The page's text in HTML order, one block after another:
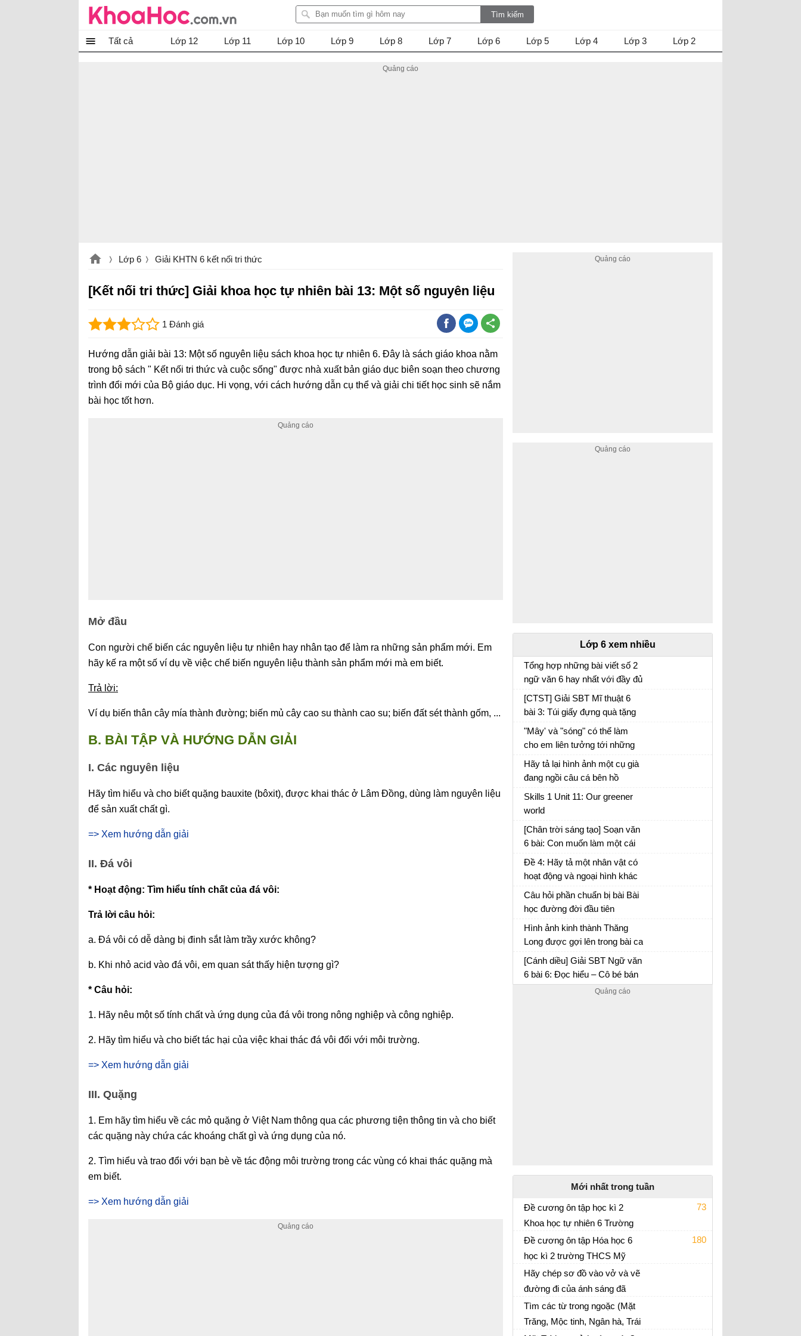
Tất cả Lớp 12 Lớp 11 Lớp 10 Lớp 9 Lớp 8 Lớp 7 Lớp 6 Lớp 5 Lớp 4 Lớp 3 Lớp 2
Lớp 6 Giải KHTN 6 kết nối tri thức
[Kết nối tri thức] Giải khoa học tự nhiên bài 13: Một số nguyên liệu
1 Đánh giá
Hướng dẫn giải bài 13: Một số nguyên liệu sách khoa học tự nhiên 6. Đây là sách giáo khoa nằm
trong bộ sách " Kết nối tri thức và cuộc sống" được nhà xuất bản giáo dục biên soạn theo chương
trình đổi mới của Bộ giáo dục. Hi vọng, với cách hướng dẫn cụ thể và giải chi tiết học sinh sẽ nắm
bài học tốt hơn.
Mở đầu
Con người chế biến các nguyên liệu tự nhiên hay nhân tạo để làm ra những sản phẩm mới. Em
hãy kế ra một số ví dụ về việc chế biến nguyên liệu thành sản phẩm mới mà em biết.
Trả lời:
Ví dụ biến thân cây mía thành đường; biến mủ cây cao su thành cao su; biến đất sét thành gốm, ...
B. BÀI TẬP VÀ HƯỚNG DẪN GIẢI
I. Các nguyên liệu
Hãy tìm hiểu và cho biết quặng bauxite (bôxit), được khai thác ở Lâm Đồng, dùng làm nguyên liệu
để sản xuất chất gì.
=> Xem hướng dẫn giải
II. Đá vôi
* Hoạt động: Tìm hiểu tính chất của đá vôi:
Trả lời câu hỏi:
a. Đá vôi có dễ dàng bị đinh sắt làm trầy xước không?
b. Khi nhỏ acid vào đá vôi, em quan sát thấy hiện tượng gì?
* Câu hỏi:
1. Hãy nêu một số tính chất và ứng dụng của đá vôi trong nông nghiệp và công nghiệp.
2. Hãy tìm hiểu và cho biết tác hại của việc khai thác đá vôi đối với môi trường.
=> Xem hướng dẫn giải
III. Quặng
1. Em hãy tìm hiểu về các mỏ quặng ở Việt Nam thông qua các phương tiện thông tin và cho biết
các quặng này chứa các khoáng chất gì và ứng dụng của nó.
2. Tìm hiểu và trao đổi với bạn bè về tác động môi trường trong các vùng có khai thác quặng mà
em biết.
=> Xem hướng dẫn giải
Lớp 6 xem nhiều
Tổng hợp những bài viết số 2
ngữ văn 6 hay nhất với đầy đủ
các đề (5 đề)
[CTST] Giải SBT Mĩ thuật 6
bài 3: Túi giấy đựng quà tặng
"Mây' và "sóng" có thể làm
cho em liên tưởng tới những
đối tượng nào. Xác định biện
pháp tu từ được sử dụng
trong hình ảnh "bình minh
vàng", "vầng trăng bạc" và nêu
tác dụng của biện pháp tu từ
đó
Hãy tả lại hình ảnh một cụ già
đang ngồi câu cá bên hồ
Skills 1 Unit 11: Our greener
world
[Chân trời sáng tạo] Soạn văn
6 bài: Con muốn làm một cái
cây
Đề 4: Hãy tả một nhân vật có
hoạt động và ngoại hình khác
thường mà em đã có dịp quan
sát, đọc trong sách hoặc nghe
Câu hỏi phần chuẩn bị bài Bài
học đường đời đầu tiên
Hình ảnh kinh thành Thăng
Long được gợi lên trong bài ca
dao số 1 có điểm gì đặc biệt?
Soạn văn 6 trang 61 Chân trời sáng tạo
[Cánh diều] Giải SBT Ngữ văn
6 bài 6: Đọc hiểu – Cô bé bán
Mới nhất trong tuần
Đề cương ôn tập học kì 2
Khoa học tự nhiên 6 Trường
THCS Mỹ Đình 2 năm 2021 -
2022
73
Đề thi học kì 2 môn KHTN 6
Đề cương ôn tập Hóa học 6
học kì 2 trường THCS Mỹ
Đình 2 năm 2021 - 2022
180
Đề thi giữa kì 2 Hóa 6 - Kết nối tri thức
Hãy chép sơ đồ vào vở và vẽ
đường đi của ánh sáng đã
giúp ta nhìn thấy Hỏa tinh.
Tìm các từ trong ngoặc (Mặt
Trăng, Mộc tinh, Ngân hà, Trái